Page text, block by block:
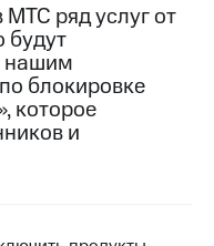
ряд услуг от
будут
нашим
блокировке
которое
и